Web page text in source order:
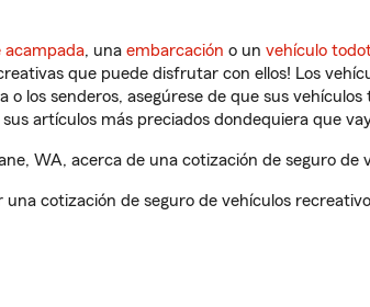
acampada, una embarcación o un vehículo
que puede disfrutar con ellos! Los
los senderos, asegúrese de que sus
artículos más preciados dondequiera que
WA, acerca de una cotización de seguro de
una cotización de seguro de vehículos